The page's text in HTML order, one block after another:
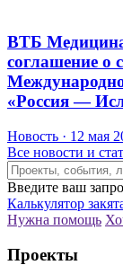
ВТБ
соглашение о
«Россия —
Новость · 12 мая
Все новости и
Введите ваш
Калькулятор
Нужна помощь
Проекты